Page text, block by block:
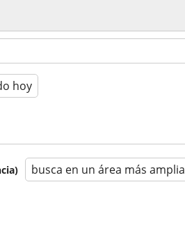
hoy
busca en un área más amplia